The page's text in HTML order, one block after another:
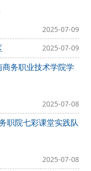
2025-07-09
2025-07-09
务职业技术学院学
2025-07-08
职院七彩课堂实践队
2025-07-08